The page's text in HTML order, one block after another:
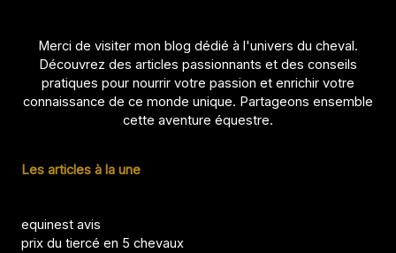
Merci de visiter mon blog dédié à l'univers du cheval.
Découvrez des articles passionnants et des conseils
pratiques pour nourrir votre passion et enrichir votre
connaissance de ce monde unique. Partageons ensemble
cette aventure équestre.
Les articles à la une
equinest avis
prix du tiercé en 5 chevaux